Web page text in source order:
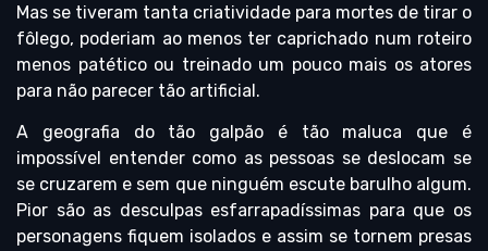
Mas se tiveram tanta criatividade para mortes de tirar o
fôlego, poderiam ao menos ter caprichado num roteiro
menos patético ou treinado um pouco mais os atores
para não parecer tão artificial.
A geografia do tão galpão é tão maluca que é
impossível entender como as pessoas se deslocam se
se cruzarem e sem que ninguém escute barulho algum.
Pior são as desculpas esfarrapadíssimas para que os
personagens fiquem isolados e assim se tornem presas